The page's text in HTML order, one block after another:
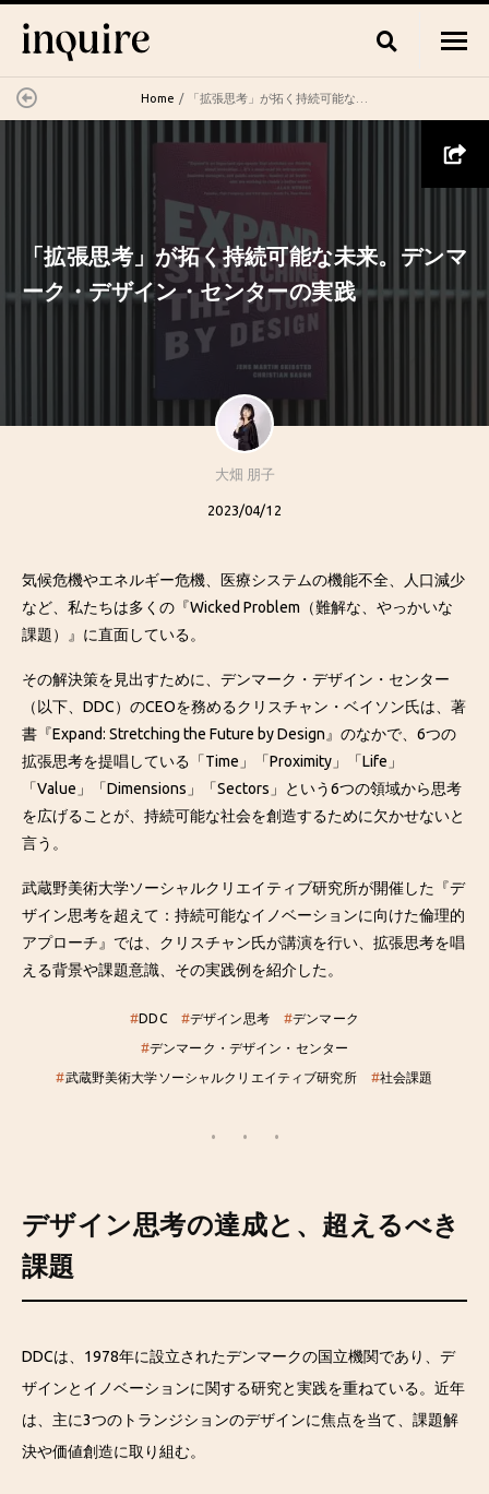
Home 「拡張思考」が拓く持続可能な未来。デンマーク・デザイン・センターの実践
「拡張思考」が拓く持続可能な未来。デンマ
ーク・デザイン・センターの実践
大畑 朋子
2023/04/12
気候危機やエネルギー危機、医療システムの機能不全、人口減少
など、私たちは多くの『Wicked Problem（難解な、やっかいな
課題）』に直面している。
その解決策を見出すために、デンマーク・デザイン・センター
（以下、DDC）のCEOを務めるクリスチャン・ベイソン氏は、著
書『Expand: Stretching the Future by Design 』のなかで、6つの
拡張思考を提唱している「Time」「Proximity」「Life」
「Value」「Dimensions」「Sectors」という6つの領域から思考
を広げることが、持続可能な社会を創造するために欠かせないと
言う。
武蔵野美術大学ソーシャルクリエイティブ研究所が開催した『デ
ザイン思考を超えて：持続可能なイノベーションに向けた倫理的
アプローチ』では、クリスチャン氏が講演を行い、拡張思考を唱
える背景や課題意識、その実践例を紹介した。
#DDC #デザイン思考 #デンマーク
#デンマーク・デザイン・センター
#武蔵野美術大学ソーシャルクリエイティブ研究所 #社会課題
デザイン思考の達成と、超えるべき
課題
DDCは、1978年に設立されたデンマークの国立機関であり、デ
ザインとイノベーションに関する研究と実践を重ねている。近年
は、主に3つのトランジションのデザインに焦点を当て、課題解
決や価値創造に取り組む。